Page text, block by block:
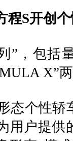
程S开创
”，包括
X”
态个性轿
用户提供